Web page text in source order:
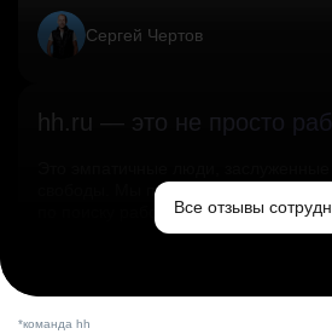
Сергей Чертов
hh.ru — это не просто
свободы. Мы помогаем миру и
по поиску работы в стране.
Все отзывы
*команда hh